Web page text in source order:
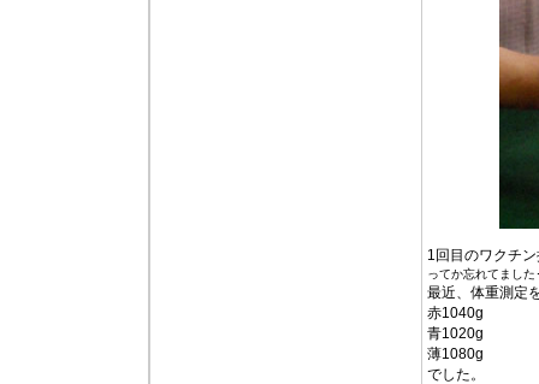
1回目のワクチ
ってか忘れてました
最近、体重測定
赤1040g
青1020g
薄1080g
でした。